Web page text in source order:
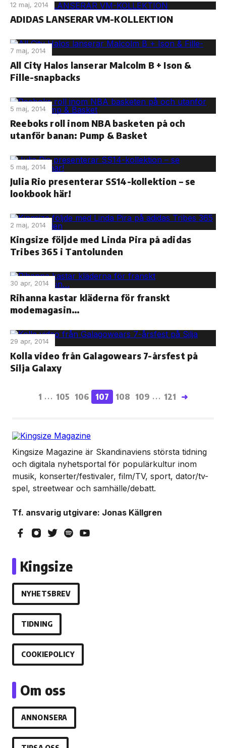
12 maj, 2014
ADIDAS LANSERAR VM-KOLLEKTION
7 maj, 2014
All City Halos lanserar Malcolm B + Ison &
Fille-snapbacks
5 maj, 2014
Reeboks roll inom NBA basketen på och
utanför banan: Pump & Basket
5 maj, 2014
Julia Rio presenterar SS14-kollektion – se
lookbook här!
2 maj, 2014
Kingsize följde med Linda Pira på adidas
Tribes 365 i Tantolunden
30 apr, 2014
Rihanna kastar kläderna för franskt
modemagasin…
29 apr, 2014
Kolla video från Galagowears 7-årsfest på
Silja Galaxy
1 ... 105 106 107 108 109 ... 121 ➜
Kingsize Magazine är Skandinaviens största tidning
och digitala nyhetsportal för populärkultur inom
musik, konserter/festivaler, film/TV, sport, dator/tv-
spel, streetwear och samhälle/debatt.
Tf. ansvarig utgivare: Jonas Källgren
Kingsize
NYHETSBREV
TIDNING
COOKIEPOLICY
Om oss
ANNONSERA